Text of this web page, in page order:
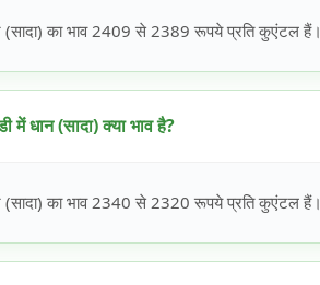
का भाव 2409 से 2389 रूपये प्रति कुएंटल हैं।
(सादा) क्या भाव है?
का भाव 2340 से 2320 रूपये प्रति कुएंटल हैं।